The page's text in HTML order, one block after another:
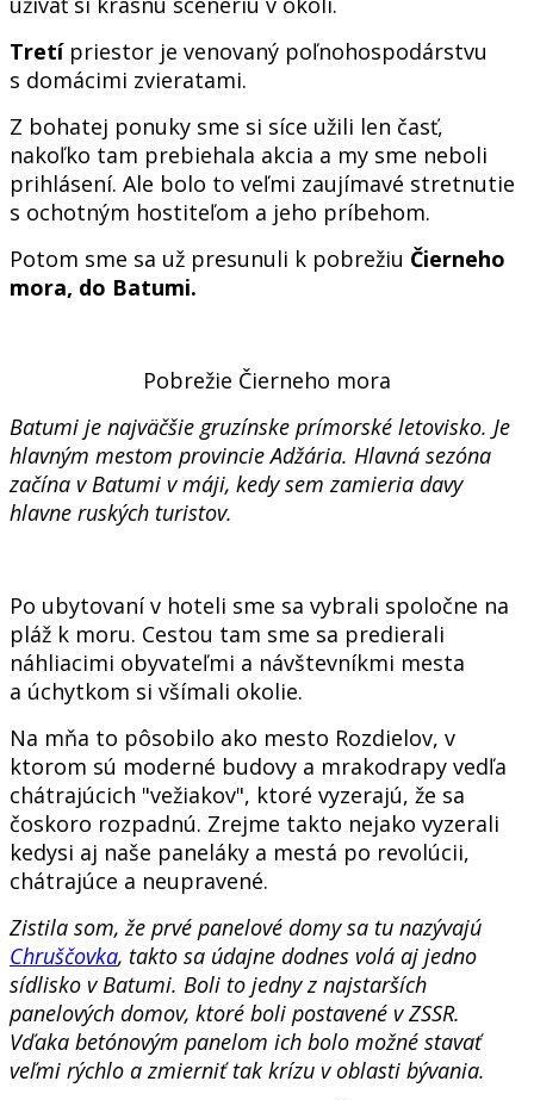
Tretípriestor je venovaný poľnohospodárstvu
s domácimi zvieratami.
Z bohatej ponuky sme si síce užili len časť,
nakoľko tam prebiehala akcia a my sme neboli
prihlásení. Ale bolo to veľmi zaujímavé stretnutie
s ochotným hostiteľom a jeho príbehom.
Potom sme sa už presunuli k pobrežiu Čierneho
mora, do Batumi.
Pobrežie Čierneho mora
Batumi je najväčšie gruzínske prímorské letovisko. Je
hlavným mestom provincie Adžária. Hlavná sezóna
začína v Batumi v máji, kedy sem zamieria davy
hlavne ruských turistov.
Po ubytovaní v hoteli sme sa vybrali spoločne na
pláž k moru. Cestou tam sme sa predierali
náhliacimi obyvateľmi a návštevníkmi mesta
a úchytkom si všímali okolie.
Na mňa to pôsobilo ako mesto Rozdielov, v
ktorom sú moderné budovy a mrakodrapy vedľa
chátrajúcich "vežiakov", ktoré vyzerajú, že sa
čoskoro rozpadnú. Zrejme takto nejako vyzerali
kedysi aj naše paneláky a mestá po revolúcii,
chátrajúce a neupravené.
Zistila som, že prvé panelové domy sa tu nazývajú
Chruščovka, takto sa údajne dodnes volá aj jedno
sídlisko v Batumi. Boli to jedny z najstarších
panelových domov, ktoré boli postavené v ZSSR.
Vďaka betónovým panelom ich bolo možné stavať
veľmi rýchlo a zmierniť tak krízu v oblasti bývania.